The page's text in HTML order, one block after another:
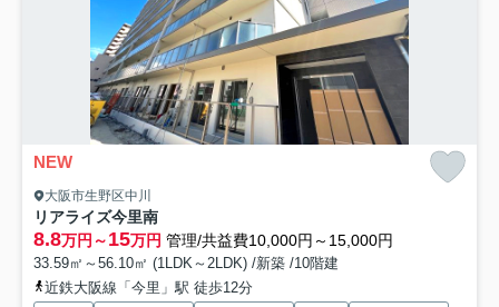
NEW
大阪市生野区中川
リアライズ今里南
8.8万円～15万円 管理/共益費10,000円～15,000円
33.59㎡～56.10㎡ (1LDK～2LDK) /新築 /10階建
近鉄大阪線「今里」駅 徒歩12分